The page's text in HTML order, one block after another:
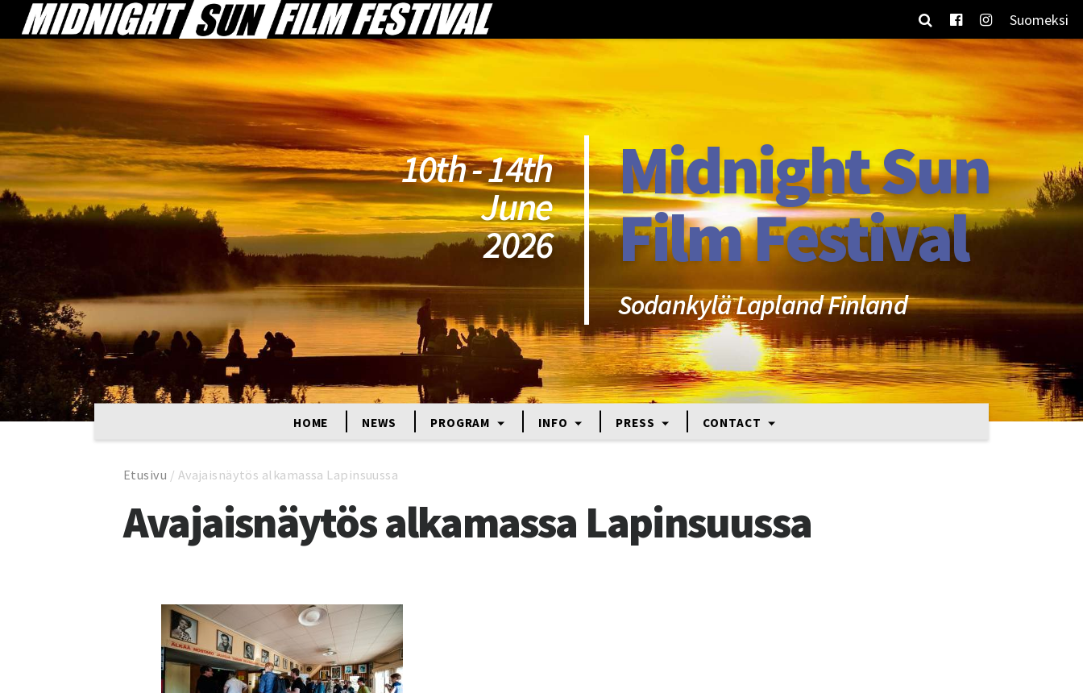
Suomeksi
10th - 14th
June
2026
Midnight Sun
Film Festival
Sodankylä Lapland Finland
HOME NEWS PROGRAM INFO PRESS CONTACT
Etusivu / Avajaisnäytös alkamassa Lapinsuussa
Avajaisnäytös alkamassa Lapinsuussa